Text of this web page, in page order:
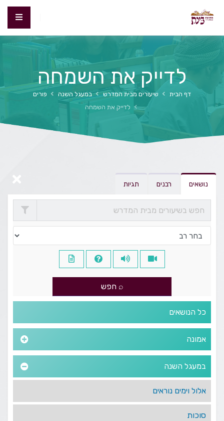
לדייק את השמחה
דף הבית שיעורים מבית המדרש במעגל השנה
פורים
לדייק את השמחה
נושאים רבנים תגיות
כל הנושאים
אמונה
במעגל השנה
אלול וימים נוראים
סוכות